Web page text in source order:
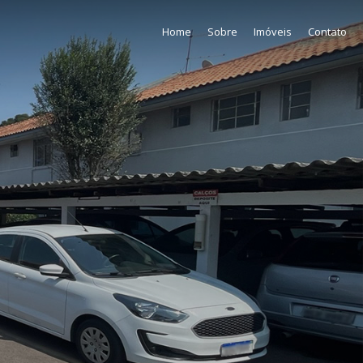
Home Sobre Imóveis Contato